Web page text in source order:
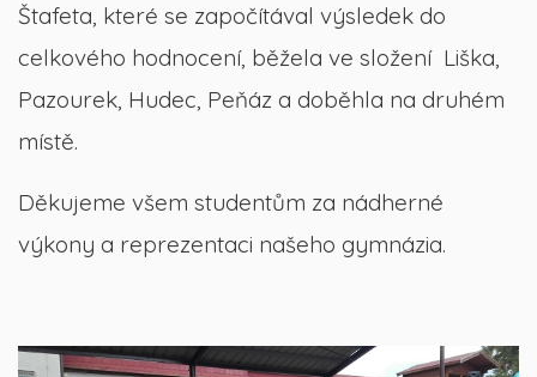
Štafeta, které se započítával výsledek do
celkového hodnocení, běžela ve složení Liška,
Pazourek, Hudec, Peňáz a doběhla na druhém
místě.
Děkujeme všem studentům za nádherné
výkony a reprezentaci našeho gymnázia.